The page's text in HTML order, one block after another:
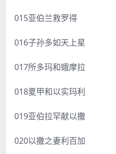
015亚伯兰救罗得
016子孙多如天上星
017所多玛和蛾摩拉
018夏甲和以实玛利
019亚伯拉罕献以撒
020以撒之妻利百加